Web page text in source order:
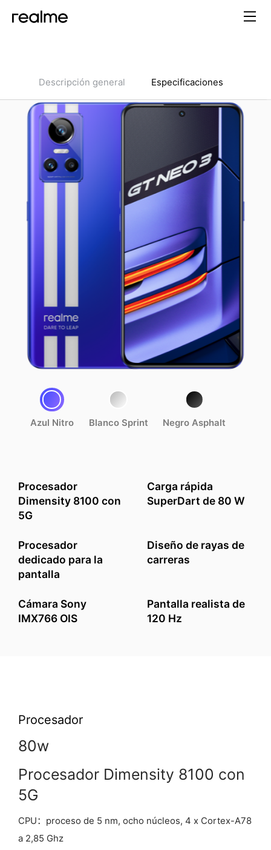
Descripción general Especificaciones
Procesador
Dimensity 8100 con
5G
Carga rápida
SuperDart de 80 W
Procesador
dedicado para la
pantalla
Diseño de rayas de
carreras
Cámara Sony
IMX766 OIS
Pantalla realista de
120 Hz
Azul Nitro Blanco Sprint Negro Asphalt
Procesador
80w
Procesador Dimensity 8100 con
5G
CPU：proceso de 5 nm, ocho núcleos, 4 x Cortex-A78
a 2,85 Ghz